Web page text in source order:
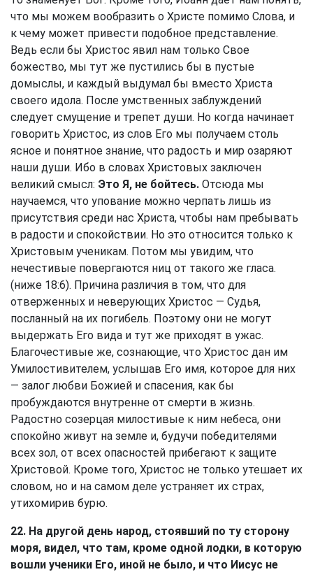
что мы можем вообразить о Христе помимо Слова, и
к чему может привести подобное представление.
Ведь если бы Христос явил нам только Свое
божество, мы тут же пустились бы в пустые
домыслы, и каждый выдумал бы вместо Христа
своего идола. После умственных заблуждений
следует смущение и трепет души. Но когда начинает
говорить Христос, из слов Его мы получаем столь
ясное и понятное знание, что радость и мир озаряют
наши души. Ибо в словах Христовых заключен
великий смысл: Это Я, не бойтесь. Отсюда мы
научаемся, что упование можно черпать лишь из
присутствия среди нас Христа, чтобы нам пребывать
в радости и спокойствии. Но это относится только к
Христовым ученикам. Потом мы увидим, что
нечестивые повергаются ниц от такого же гласа.
(ниже 18:6). Причина различия в том, что для
отверженных и неверующих Христос — Судья,
посланный на их погибель. Поэтому они не могут
выдержать Его вида и тут же приходят в ужас.
Благочестивые же, сознающие, что Христос дан им
Умилостивителем, услышав Его имя, которое для них
— залог любви Божией и спасения, как бы
пробуждаются внутренне от смерти в жизнь.
Радостно созерцая милостивые к ним небеса, они
спокойно живут на земле и, будучи победителями
всех зол, от всех опасностей прибегают к защите
Христовой. Кроме того, Христос не только утешает их
словом, но и на самом деле устраняет их страх,
утихомирив бурю.
22. На другой день народ, стоявший по ту сторону
моря, видел, что там, кроме одной лодки, в которую
вошли ученики Его, иной не было, и что Иисус не